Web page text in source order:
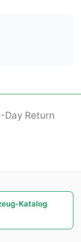
Day Return
Katalog